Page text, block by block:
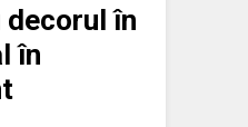
în
în